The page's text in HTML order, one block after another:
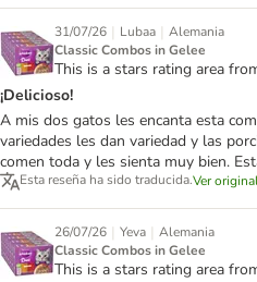
31/07/26 | Lubaa | Alemania
Classic Combos in Gelee
This is a stars rating area
¡Delicioso!
A mis dos gatos les encanta esta
variedades les dan variedad y las
comen toda y les sienta muy bien.
Esta reseña ha sido traducida.Ver
26/07/26 | Yeva | Alemania
Classic Combos in Gelee
This is a stars rating area